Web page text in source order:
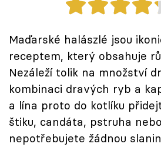
Těhotnej kuchař
Sledujte prima+
Přihlášení
Sledujte nás
Maďarské halászlé jsou
receptem, který obsahuje
Nezáleží tolik na množství
kombinaci dravých ryb a
a lína proto do kotlíku
štiku, candáta, pstruha
nepotřebujete žádnou